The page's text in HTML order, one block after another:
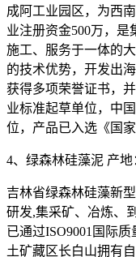
成阿工业园区，为西
业注册资金500万，是
施工、服务于一体的
的技术优势，开发出
获得多项荣誉证书，
业标准起草单位，中
位，产品已入选《国
4、绿森林硅藻泥 产地
吉林省绿森林硅藻新
研发,集采矿、冶炼、
已通过ISO9001国际
土矿藏区长白山拥有